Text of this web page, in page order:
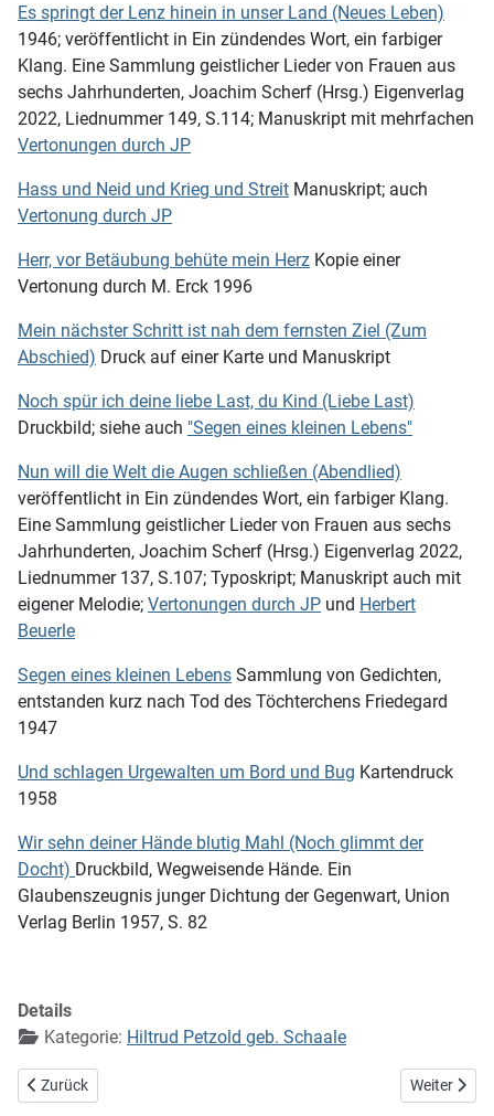
Es springt der Lenz hinein in unser Land (Neues Leben)
1946; veröffentlicht in Ein zündendes Wort, ein farbiger
Klang. Eine Sammlung geistlicher Lieder von Frauen aus
sechs Jahrhunderten, Joachim Scherf (Hrsg.) Eigenverlag
2022, Liednummer 149, S.114; Manuskript mit mehrfachen
Vertonungen durch JP
Hass und Neid und Krieg und Streit Manuskript; auch
Vertonung durch JP
Herr, vor Betäubung behüte mein Herz Kopie einer
Vertonung durch M. Erck 1996
Mein nächster Schritt ist nah dem fernsten Ziel (Zum
Abschied) Druck auf einer Karte und Manuskript
Noch spür ich deine liebe Last, du Kind (Liebe Last)
Druckbild; siehe auch "Segen eines kleinen Lebens"
Nun will die Welt die Augen schließen (Abendlied)
veröffentlicht in Ein zündendes Wort, ein farbiger Klang.
Eine Sammlung geistlicher Lieder von Frauen aus sechs
Jahrhunderten, Joachim Scherf (Hrsg.) Eigenverlag 2022,
Liednummer 137, S.107; Typoskript; Manuskript auch mit
eigener Melodie; Vertonungen durch JP und Herbert
Beuerle
Segen eines kleinen Lebens Sammlung von Gedichten,
entstanden kurz nach Tod des Töchterchens Friedegard
1947
Und schlagen Urgewalten um Bord und Bug Kartendruck
1958
Wir sehn deiner Hände blutig Mahl (Noch glimmt der
Docht) Druckbild, Wegweisende Hände. Ein
Glaubenszeugnis junger Dichtung der Gegenwart, Union
Verlag Berlin 1957, S. 82
Details
Kategorie: Hiltrud Petzold geb. Schaale
Vorheriger Beitrag: Biographie
Zurück Nächster
Weiter